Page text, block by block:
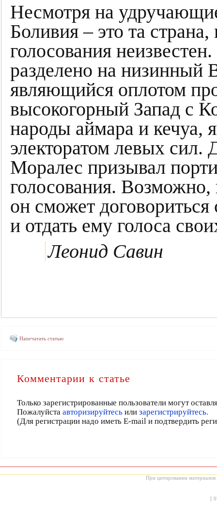
Несмотря на
Боливия – это та
голосования
разделено на низинный
являющийся оплотом
высокогорный Запад с
народы аймара и кечуа,
электоратом левых сил.
Моралес призывал
голосования.
он сможет
и отдать ему голоса
Леонид Савин
Напечатать статью
Комментарии к статье
Только зарегистрированные пользователи могут
Пожалуйста авторизируйтесьили зарегистрируйтесь.
(Для регистрации надо иметь E-mail и подтвердить
При цитировании материалов
[